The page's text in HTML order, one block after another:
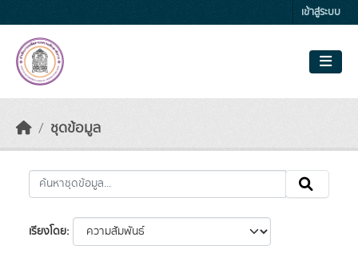
เข้าสู่ระบบ
ชุดข้อมูล
เรียงโดย